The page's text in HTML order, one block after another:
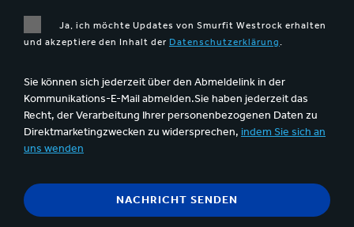
Ja, ich möchte Updates von Smurfit Westrock erhalten
und akzeptiere den Inhalt der Datenschutzerklärung.
Sie können sich jederzeit über den Abmeldelink in der
Kommunikations-E-Mail abmelden.Sie haben jederzeit das
Recht, der Verarbeitung Ihrer personenbezogenen Daten zu
Direktmarketingzwecken zu widersprechen, indem Sie sich an
uns wenden